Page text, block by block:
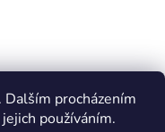
procházením
používáním.